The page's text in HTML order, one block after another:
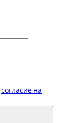
согласие на